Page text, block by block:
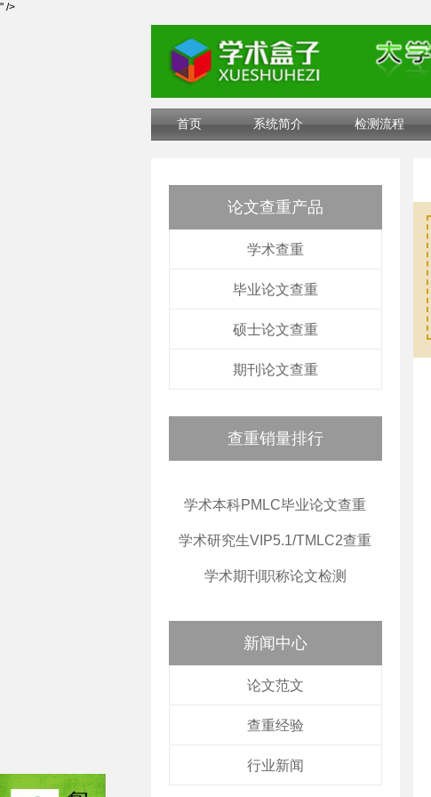
" />
首页 系统简介 检测流程
论文查重产品
学术查重
毕业论文查重
硕士论文查重
期刊论文查重
查重销量排行
学术本科PMLC毕业论文查重
学术研究生VIP5.1/TMLC2查重
学术期刊职称论文检测
新闻中心
论文范文
查重经验
行业新闻